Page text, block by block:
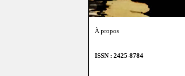
À propos
ISSN : 2425-8784